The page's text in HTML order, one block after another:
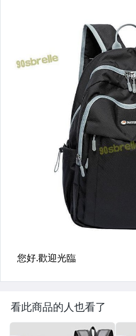
看此商品的人也看了